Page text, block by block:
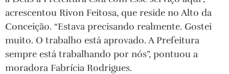
acrescentou Rivon Feitosa, que reside no Alto da
Conceição. “Estava precisando realmente. Gostei
muito. O trabalho está aprovado. A Prefeitura
sempre está trabalhando por nós”, pontuou a
moradora Fabrícia Rodrigues.